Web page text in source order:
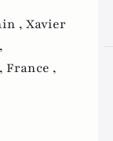
, Xavier
France ,